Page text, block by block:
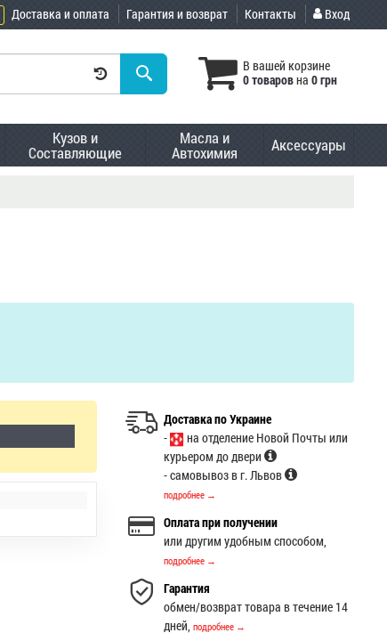
Доставка и оплата Гарантия и возврат Контакты Вход
В вашей корзине
0 товаровна 0 грн
Кузов и
Составляющие
Масла и
Автохимия Аксессуары
Доставка по Украине
-
на отделение Новой Почты или
курьером до двери
- самовывоз в г. Львов
подробнее →
Оплата при получении
или другим удобным способом,
подробнее →
Гарантия
обмен/возврат товара в течение 14
дней,подробнее →